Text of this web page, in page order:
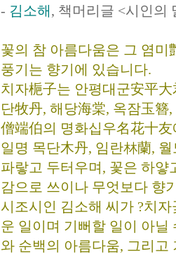
- 김소해 , 책머리글 <시인의
꽃의 참 아름다움은 그 염
풍기는 향기에 있습니다.
치자梔子는 안평대군安平
단牧丹, 해당海棠, 옥잠玉
僧端伯의 명화십우名花十
일명 목단木丹, 임란林蘭,
파랗고 두터우며, 꽃은 하얗
감으로 쓰이나 무엇보다 향
시조시인 김소해 씨가 ?치
운 일이며 기뻐할 일이 아닐
와 순백의 아름다움, 그리